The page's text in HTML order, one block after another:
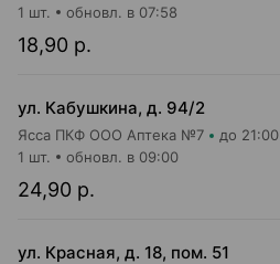
18,90 р.
1 шт. обновл. в 07:58
ул. Кабушкина, д. 94/2
Ясса ПКФ ООО Аптека №7 до 21:00
24,90 р.
1 шт. обновл. в 09:00
ул. Красная, д. 18, пом. 51